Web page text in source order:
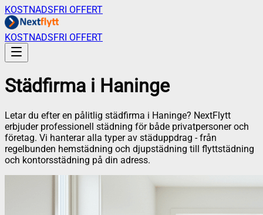
KOSTNADSFRI OFFERT
KOSTNADSFRI OFFERT
Städfirma i Haninge
Letar du efter en pålitlig städfirma i Haninge? NextFlytt
erbjuder professionell städning för både privatpersoner och
företag. Vi hanterar alla typer av städuppdrag - från
regelbunden hemstädning och djupstädning till flyttstädning
och kontorsstädning på din adress.